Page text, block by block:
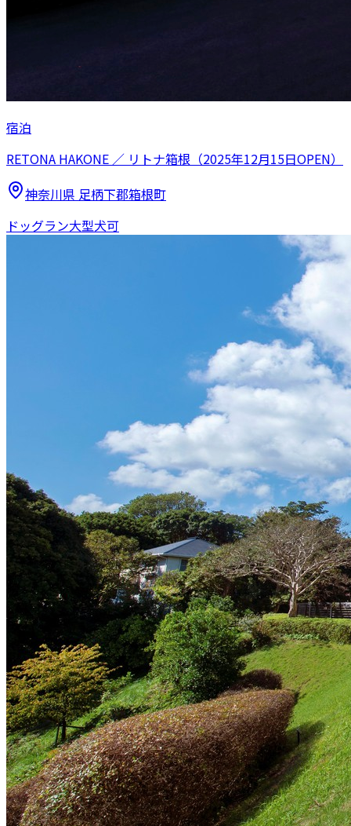
宿泊
RETONA HAKONE ／ リトナ箱根（2025年12月15日OPEN）
神奈川県 足柄下郡箱根町
ドッグラン大型犬可